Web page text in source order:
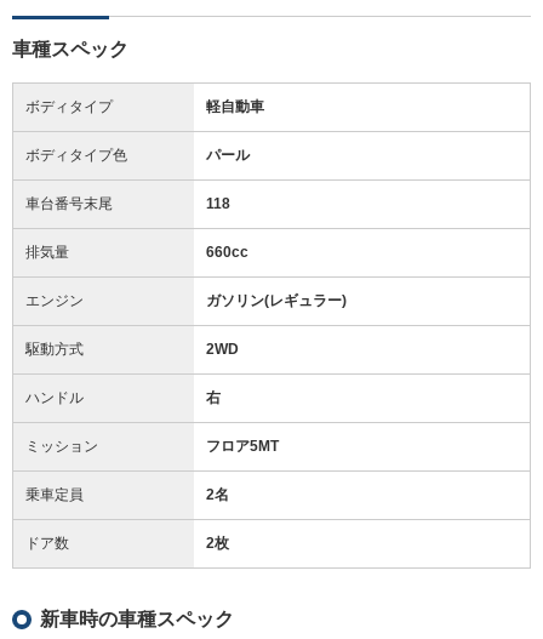
車種スペック
ボディタイプ 軽自動車
ボディタイプ色 パール
車台番号末尾 118
排気量 660cc
エンジン ガソリン(レギュラー)
駆動方式 2WD
ハンドル 右
ミッション フロア5MT
乗車定員 2名
ドア数 2枚
新車時の車種スペック